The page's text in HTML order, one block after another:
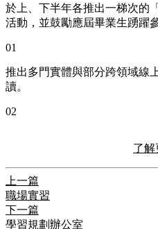
於上、下半年各推出一梯次的
活動，並鼓勵應屆畢業生踴躍參
01
推出多門實體與部分跨領域線
讀。
02
了解
上一篇
職場實習
下一篇
學習規劃辦公室